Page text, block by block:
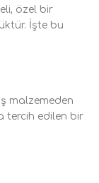
özel bir
İşte bu
malzemeden
tercih edilen bir